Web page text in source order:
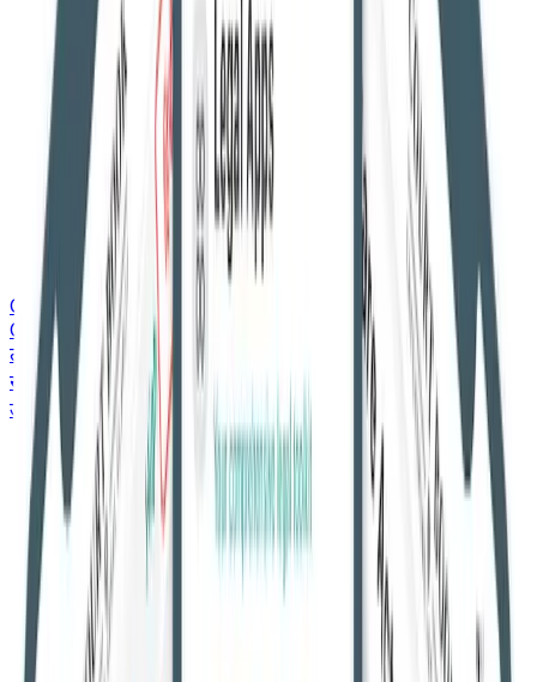
Courtbook English
Courtbook English
ताज़ा ख़बरें
सर्वोच्च न्यायालय
उच्च न्यायालय